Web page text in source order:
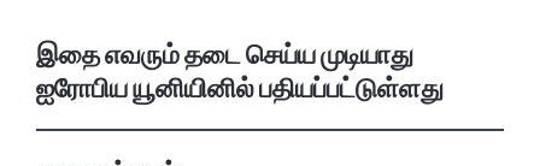
இதை எவரும் தடை செய்ய முடியாது
ஐரோபிய யூனியினில் பதியப்பட்டுள்ளது